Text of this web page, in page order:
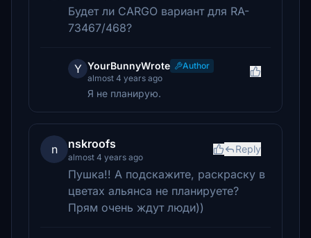
Будет ли CARGO вариант для RA-
73467/468?
Y YourBunnyWrote
Author
almost 4 years ago
Я не планирую.
n nskroofs
almost 4 years ago
Reply
Пушка!! А подскажите, раскраску в
цветах альянса не планируете?
Прям очень ждут люди))